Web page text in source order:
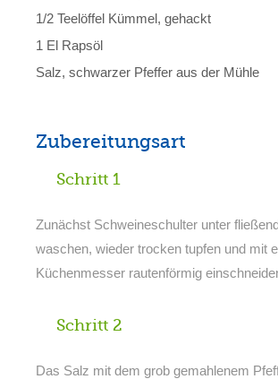
1/2 Teelöffel Kümmel, gehackt
1 El Rapsöl
Salz, schwarzer Pfeffer aus der Mühle
Zubereitungsart
Schritt 1
Zunächst Schweineschulter unter
waschen, wieder trocken tupfen und mit
Küchenmesser rautenförmig
Schritt 2
Das Salz mit dem grob gemahlenem